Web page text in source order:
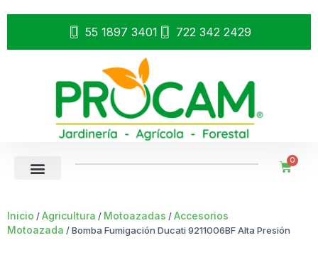
55 1897 3401 722 342 2429
0
Inicio /Agricultura / Motoazadas /Accesorios
Motoazada / Bomba Fumigación Ducati 9211006BF Alta Presión